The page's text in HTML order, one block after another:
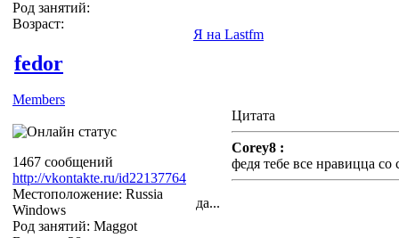
Род занятий:
Возраст:
Я на Lastfm
fedor
Members
1467 сообщений
http://vkontakte.ru/id22137764
Местоположение: Russia
Windows
Род занятий: Maggot
Цитата
Corey8 :
федя тебе все нравицца со
да...